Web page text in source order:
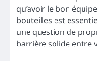
qu’avoir le bon
bouteilles est
une question de
barrière solide entre